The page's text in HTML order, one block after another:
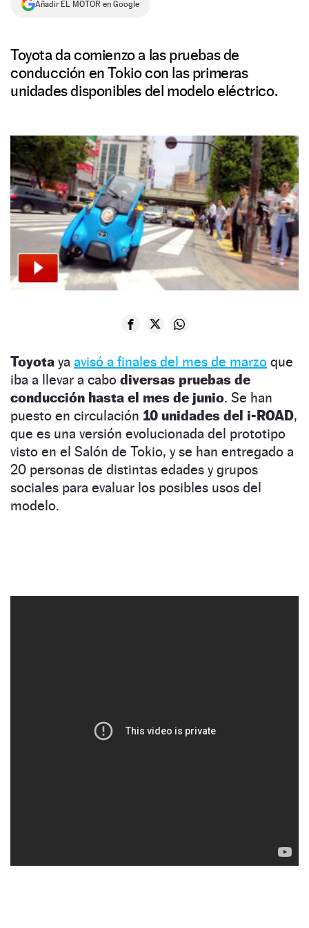
SÍGUENOS
Añadir EL MOTOR en Google
Toyota da comienzo a las pruebas de
conducción en Tokio con las primeras
unidades disponibles del modelo eléctrico.
Toyota ya avisó a finales del mes de marzo que
iba a llevar a cabo diversas pruebas de
conducción hasta el mes de junio. Se han
puesto en circulación 10 unidades del i-ROAD,
que es una versión evolucionada del prototipo
visto en el Salón de Tokio, y se han entregado a
20 personas de distintas edades y grupos
sociales para evaluar los posibles usos del
modelo.